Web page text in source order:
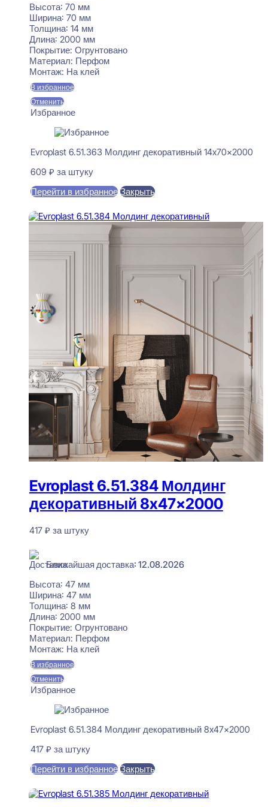
Высота: 70 мм
Ширина: 70 мм
Толщина: 14 мм
Длина: 2000 мм
Покрытие: Огрунтовано
Материал: Перфом
Монтаж: На клей
В избранное
Отменить
Избранное
Evroplast 6.51.363 Молдинг декоративный 14x70x2000
609 ₽ за штуку
Перейти в избранное Закрыть
Evroplast 6.51.384 Молдинг
декоративный 8x47x2000
417 ₽ за штуку
Ближайшая доставка: 12.08.2026
Высота: 47 мм
Ширина: 47 мм
Толщина: 8 мм
Длина: 2000 мм
Покрытие: Огрунтовано
Материал: Перфом
Монтаж: На клей
В избранное
Отменить
Избранное
Evroplast 6.51.384 Молдинг декоративный 8x47x2000
417 ₽ за штуку
Перейти в избранное Закрыть